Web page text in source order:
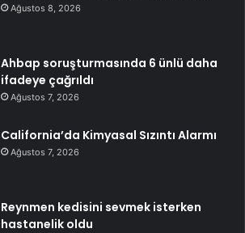
Ağustos 8, 2026
Ahbap soruşturmasında 6 ünlü daha
ifadeye çağrıldı
Ağustos 7, 2026
California’da Kimyasal Sızıntı Alarmı
Ağustos 7, 2026
Reynmen kedisini sevmek isterken
hastanelik oldu